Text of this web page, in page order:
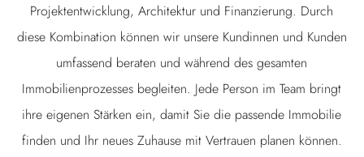
Projektentwicklung, Architektur und Finanzierung. Durch
diese Kombination können wir unsere Kundinnen und Kunden
umfassend beraten und während des gesamten
Immobilienprozesses begleiten. Jede Person im Team bringt
ihre eigenen Stärken ein, damit Sie die passende Immobilie
finden und Ihr neues Zuhause mit Vertrauen planen können.